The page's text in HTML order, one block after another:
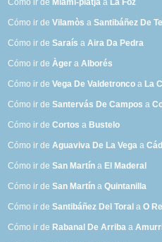
Cómo ir de Miami-platja a La Foz
Cómo ir deVilamòs aSantibáñez De
Cómo ir deSaraís aAira Da Pedra
Cómo ir deÀger aAlborés
Cómo ir deVega De Valdetronco a La
Cómo ir deSantervás De Campos a
Cómo ir deCortos a Bustelo
Cómo ir deAguaviva De La Vega a
Cómo ir deSan Martín a El Maderal
Cómo ir deSan Martín aQuintanilla
Cómo ir deSantibáñez Del Toral aO
Cómo ir de Rabanal De Arriba a